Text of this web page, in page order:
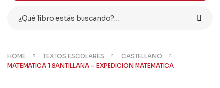
HOME TEXTOS ESCOLARES
CASTELLANO
MATEMATICA 1 SANTILLANA – EXPEDICION MATEMATICA